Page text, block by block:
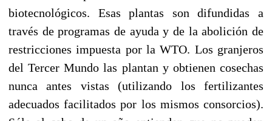
biotecnológicos. Esas plantas son difundidas a
través de programas de ayuda y de la abolición de
restricciones impuesta por la WTO. Los granjeros
del Tercer Mundo las plantan y obtienen cosechas
nunca antes vistas (utilizando los fertilizantes
adecuados facilitados por los mismos consorcios).